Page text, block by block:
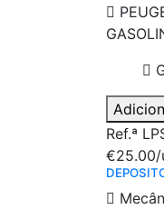
Ref.ª
€25.00/